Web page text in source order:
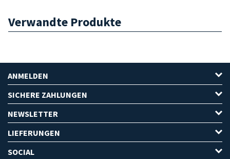
Verwandte Produkte
ANMELDEN
SICHERE ZAHLUNGEN
NEWSLETTER
LIEFERUNGEN
SOCIAL